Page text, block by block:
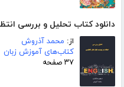
دانلود کتاب تحلیل و بررسی
از: محمد آذروش
کتاب‌های آموزش زبان
۳۷ صفحه